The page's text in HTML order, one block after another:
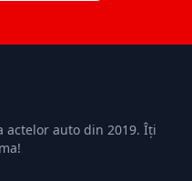
auto din 2019. Îți